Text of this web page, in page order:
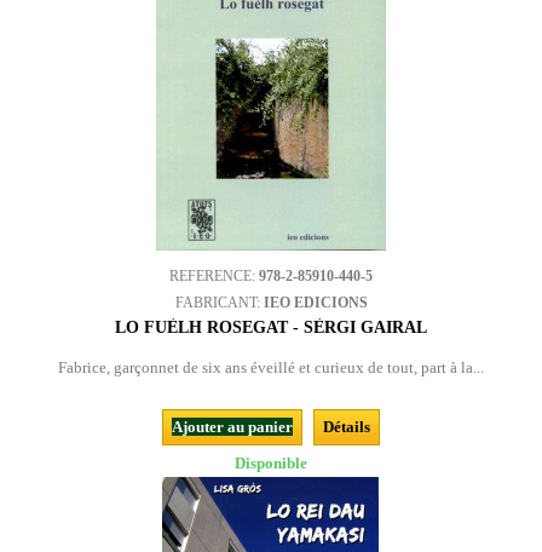
REFERENCE: 978-2-85910-440-5
FABRICANT: IEO EDICIONS
LO FUÈLH ROSEGAT - SÈRGI GAIRAL
Fabrice, garçonnet de six ans éveillé et curieux de tout, part à la...
Ajouter au panier
Détails
Disponible